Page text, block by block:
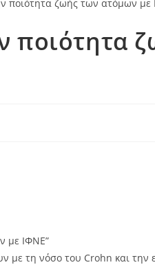
ποιότητα
με ΙΦΝΕ”
με τη νόσο του Crohn και την